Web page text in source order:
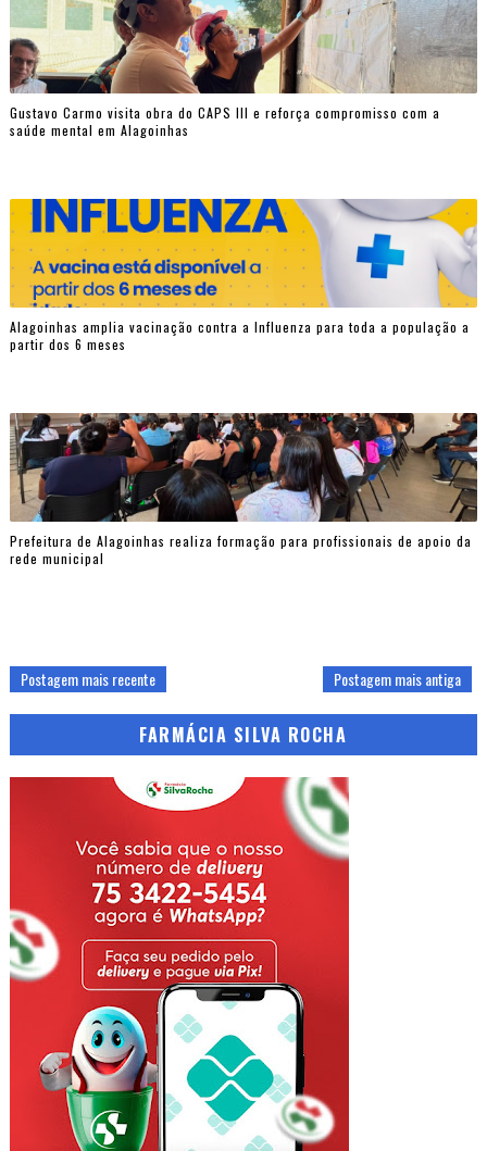
Gustavo Carmo visita obra do CAPS III e reforça compromisso com a
saúde mental em Alagoinhas
Alagoinhas amplia vacinação contra a Influenza para toda a população a
partir dos 6 meses
Prefeitura de Alagoinhas realiza formação para profissionais de apoio da
rede municipal
Postagem mais recente Postagem mais antiga
FARMÁCIA SILVA ROCHA